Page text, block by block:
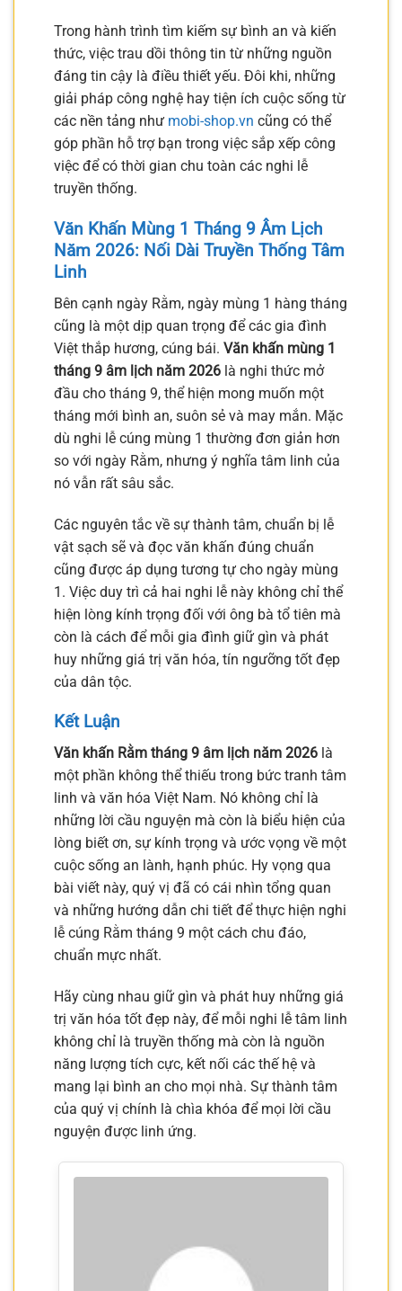
Trong hành trình tìm kiếm sự bình an và kiến
thức, việc trau dồi thông tin từ những nguồn
đáng tin cậy là điều thiết yếu. Đôi khi, những
giải pháp công nghệ hay tiện ích cuộc sống từ
các nền tảng như mobi-shop.vn cũng có thể
góp phần hỗ trợ bạn trong việc sắp xếp công
việc để có thời gian chu toàn các nghi lễ
truyền thống.
Văn Khấn Mùng 1 Tháng 9 Âm Lịch
Năm 2026: Nối Dài Truyền Thống Tâm
Linh
Bên cạnh ngày Rằm, ngày mùng 1 hàng tháng
cũng là một dịp quan trọng để các gia đình
Việt thắp hương, cúng bái. Văn khấn mùng 1
tháng 9 âm lịch năm 2026 là nghi thức mở
đầu cho tháng 9, thể hiện mong muốn một
tháng mới bình an, suôn sẻ và may mắn. Mặc
dù nghi lễ cúng mùng 1 thường đơn giản hơn
so với ngày Rằm, nhưng ý nghĩa tâm linh của
nó vẫn rất sâu sắc.
Các nguyên tắc về sự thành tâm, chuẩn bị lễ
vật sạch sẽ và đọc văn khấn đúng chuẩn
cũng được áp dụng tương tự cho ngày mùng
1. Việc duy trì cả hai nghi lễ này không chỉ thể
hiện lòng kính trọng đối với ông bà tổ tiên mà
còn là cách để mỗi gia đình giữ gìn và phát
huy những giá trị văn hóa, tín ngưỡng tốt đẹp
của dân tộc.
Kết Luận
Văn khấn Rằm tháng 9 âm lịch năm 2026 là
một phần không thể thiếu trong bức tranh tâm
linh và văn hóa Việt Nam. Nó không chỉ là
những lời cầu nguyện mà còn là biểu hiện của
lòng biết ơn, sự kính trọng và ước vọng về một
cuộc sống an lành, hạnh phúc. Hy vọng qua
bài viết này, quý vị đã có cái nhìn tổng quan
và những hướng dẫn chi tiết để thực hiện nghi
lễ cúng Rằm tháng 9 một cách chu đáo,
chuẩn mực nhất.
Hãy cùng nhau giữ gìn và phát huy những giá
trị văn hóa tốt đẹp này, để mỗi nghi lễ tâm linh
không chỉ là truyền thống mà còn là nguồn
năng lượng tích cực, kết nối các thế hệ và
mang lại bình an cho mọi nhà. Sự thành tâm
của quý vị chính là chìa khóa để mọi lời cầu
nguyện được linh ứng.